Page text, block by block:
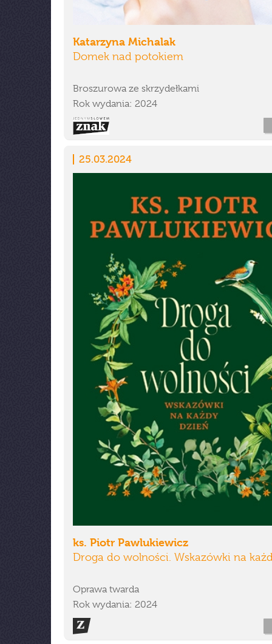
Katarzyna Michalak
Domek nad potokiem
Broszurowa ze skrzydełkami
Rok wydania: 2024
25.03.2024
ks. Piotr Pawlukiewicz
Droga do wolności. Wskazówki na
Oprawa twarda
Rok wydania: 2024